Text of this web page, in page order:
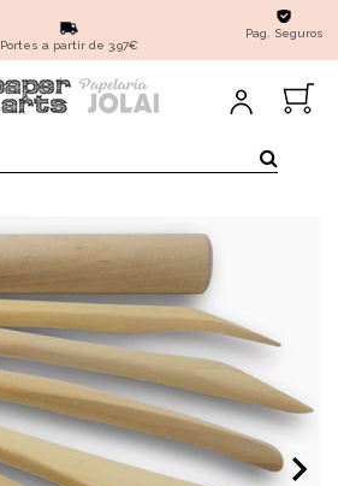
Portes a partir de 3,97€
Pag. Seguros